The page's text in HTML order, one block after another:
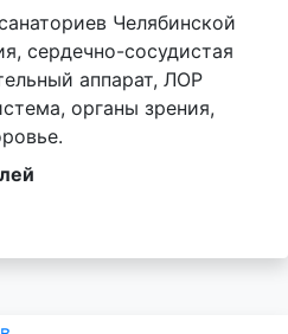
Челябинской
сердечно-сосудистая
аппарат, ЛОР
органы зрения,